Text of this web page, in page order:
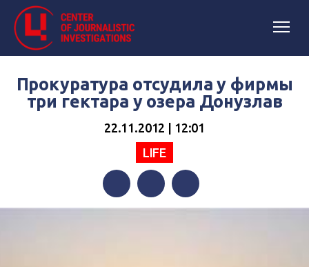
Прокуратура отсудила у фирмы
три гектара у озера Донузлав
22.11.2012 | 12:01
LIFE
FacebookTwitterTelegram